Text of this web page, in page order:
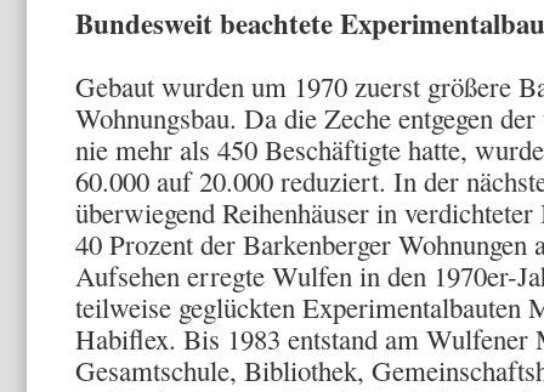
Bundesweit beachtete
Gebaut wurden um 1970 zuerst größere
Wohnungsbau. Da die Zeche entgegen
nie mehr als 450 Beschäftigte hatte,
60.000 auf 20.000 reduziert. In der
überwiegend Reihenhäuser in
40 Prozent der Barkenberger Wohnungen
Aufsehen erregte Wulfen in den 1970er-
teilweise geglückten Experimentalbauten
Habiflex. Bis 1983 entstand am
Gesamtschule, Bibliothek,